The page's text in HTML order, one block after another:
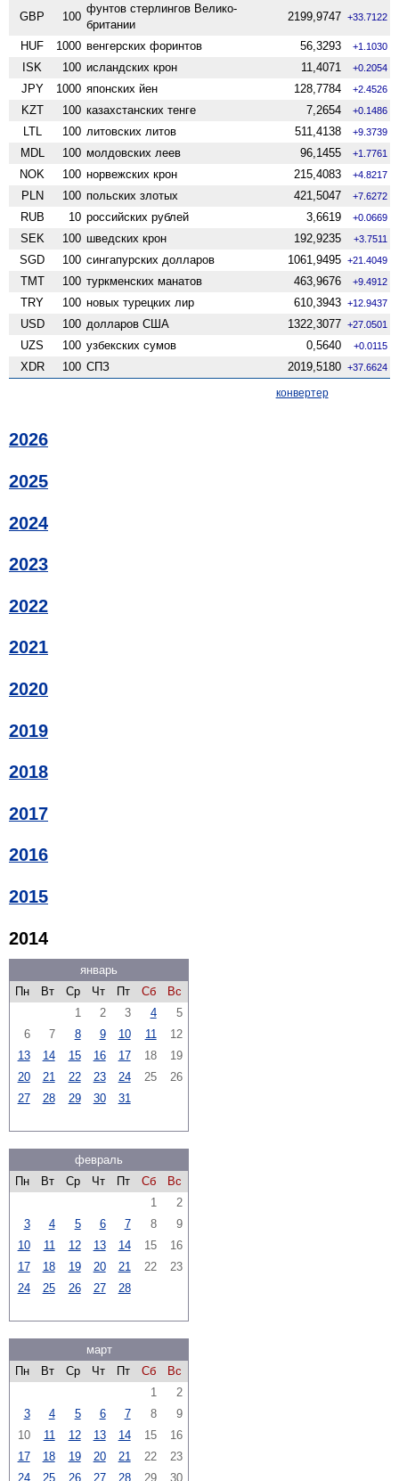
GBP 100
фунтов стерлингов Велико­
британии
2199,9747 +33.7122
HUF 1000 венгерских форинтов 56,3293 +1.1030
ISK 100 исландских крон 11,4071 +0.2054
JPY 1000 японских йен 128,7784 +2.4526
KZT 100 казахстанских тенге 7,2654 +0.1486
LTL 100 литовских литов 511,4138 +9.3739
MDL 100 молдовских леев 96,1455 +1.7761
NOK 100 норвежских крон 215,4083 +4.8217
PLN 100 польских злотых 421,5047 +7.6272
RUB 10 российских рублей 3,6619 +0.0669
SEK 100 шведских крон 192,9235 +3.7511
SGD 100 сингапурских долларов 1061,9495 +21.4049
TMT 100 туркменских манатов 463,9676 +9.4912
TRY 100 новых турецких лир 610,3943 +12.9437
USD 100 долларов США 1322,3077 +27.0501
UZS 100 узбекских сумов 0,5640 +0.0115
XDR 100 СПЗ 2019,5180 +37.6624
конвертер
2026
2025
2024
2023
2022
2021
2020
2019
2018
2017
2016
2015
2014
январь
Пн
Вт Ср Чт Пт Сб
Вс
1
2 3 4
5
6
7 8 9 10 11
12
13
14 15 16 17 18
19
20
21 22 23 24 25
26
27
28 29 30 31
февраль
Пн
Вт Ср Чт Пт Сб
Вс
1
2
3
4 5 6 7 8
9
10
11 12 13 14 15
16
17
18 19 20 21 22
23
24
25 26 27 28
март
Пн
Вт Ср Чт Пт Сб
Вс
1
2
3
4 5 6 7 8
9
10
11 12 13 14 15
16
17
18 19 20 21 22
23
24
25 26 27 28 29 30